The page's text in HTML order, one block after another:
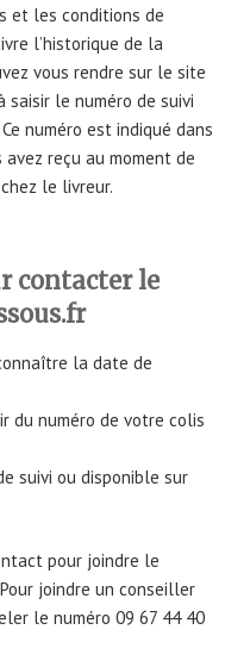
et les conditions de
l’historique de la
vous rendre sur le site
saisir le numéro de suivi
numéro est indiqué dans
reçu au moment de
le livreur.
contacter le
la date de
du numéro de votre colis
suivi ou disponible sur
pour joindre le
joindre un conseiller
le numéro 09 67 44 40